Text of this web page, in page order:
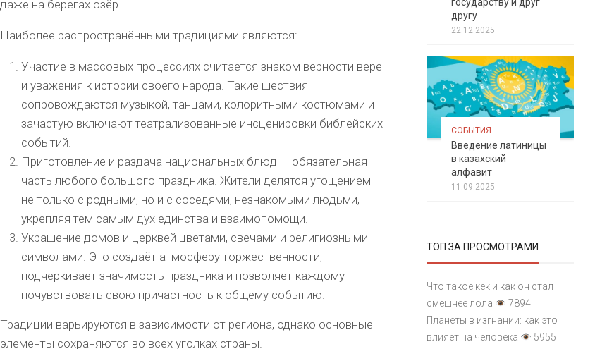
даже на берегах озёр.
Наиболее распространёнными традициями являются:
Участие в массовых процессиях считается знаком верности вере
и уважения к истории своего народа. Такие шествия
сопровождаются музыкой, танцами, колоритными костюмами и
зачастую включают театрализованные инсценировки библейских
событий.
Приготовление и раздача национальных блюд — обязательная
часть любого большого праздника. Жители делятся угощением
не только с родными, но и с соседями, незнакомыми людьми,
укрепляя тем самым дух единства и взаимопомощи.
Украшение домов и церквей цветами, свечами и религиозными
символами. Это создаёт атмосферу торжественности,
подчеркивает значимость праздника и позволяет каждому
почувствовать свою причастность к общему событию.
Традиции варьируются в зависимости от региона, однако основные
элементы сохраняются во всех уголках страны.
другу
22.12.2025
СОБЫТИЯ
Введение латиницы
в казахский
алфавит
11.09.2025
ТОП ЗА ПРОСМОТРАМИ
Что такое кек и как он стал
смешнее лола
7894
Планеты в изгнании: как это
влияет на человека
5955